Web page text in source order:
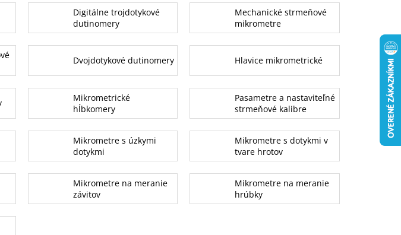
Digitálne trojdotykové
dutinomery
Mechanické strmeňové
mikrometre
Dvojdotykové dutinomery Hlavice mikrometrické
Mikrometrické
hĺbkomery
Pasametre a nastaviteľné
strmeňové kalibre
Mikrometre s úzkymi
dotykmi
Mikrometre s dotykmi v
tvare hrotov
Mikrometre na meranie
závitov
Mikrometre na meranie
hrúbky